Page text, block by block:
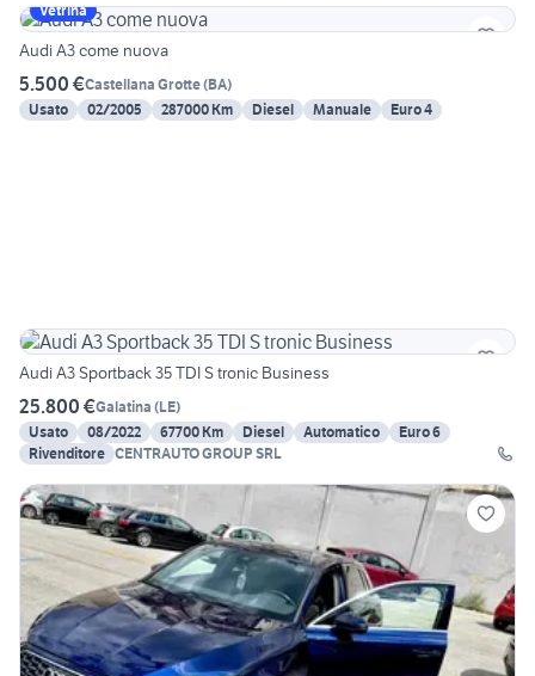
Vetrina
Audi A3 come nuova
5.500 €Castellana Grotte(BA)
Usato
02/2005 287000 Km Diesel Manuale Euro 4
Audi A3 Sportback 35 TDI S tronic Business
25.800 €Galatina (LE)
Usato
08/2022 67700 Km Diesel Automatico
Euro 6
Rivenditore CENTRAUTO GROUP SRL